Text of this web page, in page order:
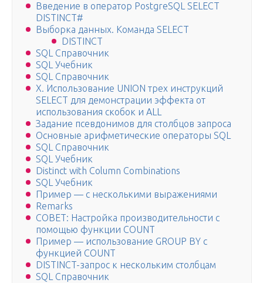
Введение в оператор PostgreSQL SELECT
DISTINCT#
Выборка данных. Команда SELECT
DISTINCT
SQL Справочник
SQL Учебник
SQL Справочник
Х. Использование UNION трех инструкций
SELECT для демонстрации эффекта от
использования скобок и ALL
Задание псевдонимов для столбцов запроса
Основные арифметические операторы SQL
SQL Справочник
SQL Учебник
Distinct with Column Combinations
SQL Учебник
Пример — с несколькими выражениями
Remarks
СОВЕТ: Настройка производительности с
помощью функции COUNT
Пример — использование GROUP BY с
функцией COUNT
DISTINCT-запрос к нескольким столбцам
SQL Справочник